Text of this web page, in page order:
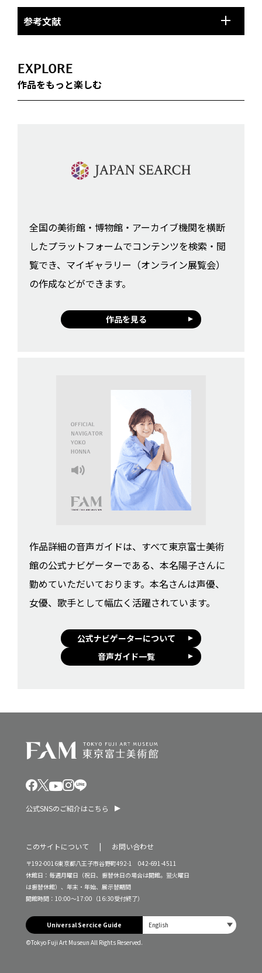
参考文献
EXPLORE
作品をもっと楽しむ
全国の美術館・博物館・アーカイブ機関を横断
したプラットフォームでコンテンツを検索・閲
覧でき、マイギャラリー（オンライン展覧会）
の作成などができます。
作品を見る
作品詳細の音声ガイドは、すべて東京富士美術
館の公式ナビゲーターである、本名陽子さんに
勤めていただいております。本名さんは声優、
女優、歌手として幅広く活躍されています。
公式ナビゲーターについて
音声ガイド一覧
公式SNSのご紹介はこちら
このサイトについて お問い合わせ
〒192-0016東京都八王子市谷野町492-1 042-691-4511
休館日：毎週月曜日（祝日、振替休日の場合は開館。翌火曜日
は振替休館）、年末・年始、展示替期間
開館時間：10:00～17:00（16:30受付終了）
Universal Sercice Guide
©Tokyo Fuji Art Museun All Rights Reserved.